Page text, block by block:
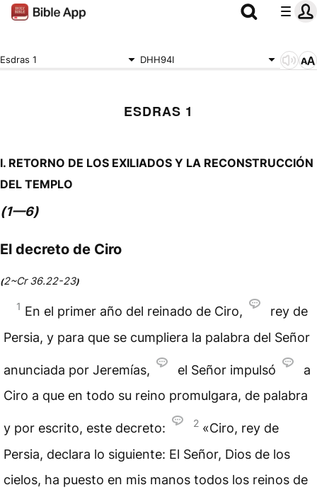
Esdras 1 DHH94I
ESDRAS 1
I. RETORNO DE LOS EXILIADOS Y LA RECONSTRUCCIÓN
DEL TEMPLO
(1—6)
El decreto de Ciro
(2~Cr 36.22-23)
1 En el primer año del reinado de Ciro,
rey de
Persia, y para que se cumpliera la palabra del Señor
anunciada por Jeremías, el Señor impulsó
a
Ciro a que en todo su reino promulgara, de palabra
y por escrito, este decreto: 2 «Ciro, rey de
Persia, declara lo siguiente: El Señor, Dios de los
cielos, ha puesto en mis manos todos los reinos de